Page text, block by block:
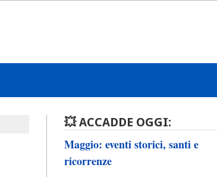
💥 ACCADDE OGGI:
Maggio: eventi storici, santi e
ricorrenze